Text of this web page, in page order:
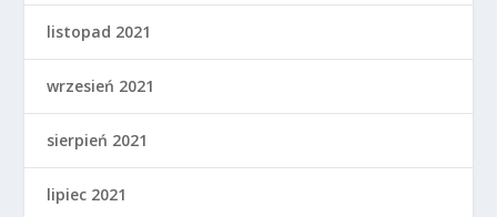
listopad 2021
wrzesień 2021
sierpień 2021
lipiec 2021